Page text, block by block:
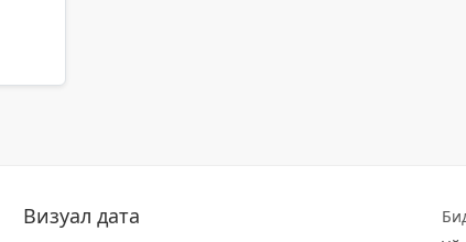
Визуал дата